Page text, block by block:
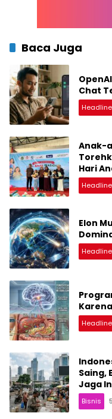
Baca Juga
Chat
Headline
Anak-
Hari
Medan
Headline
Elon
Headline
Headline
Saing,
Jaga
Bisnis